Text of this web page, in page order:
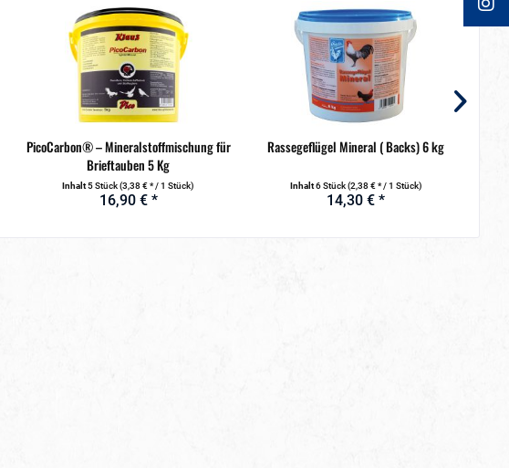
PicoCarbon® – Mineralstoffmischung für
Brieftauben 5 Kg
Inhalt5 Stück(3,38 € * / 1 Stück)
16,90 € *
Rassegeflügel Mineral ( Backs) 6 kg
Inhalt6 Stück(2,38 € * / 1 Stück)
14,30 € *